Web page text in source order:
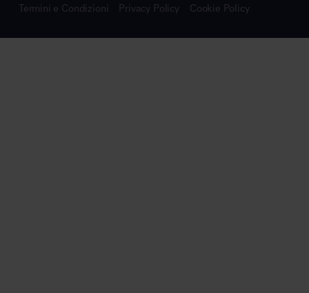
Termini e Condizioni
Privacy Policy Cookie Policy